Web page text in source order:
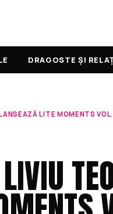
DRAGOSTE ȘI
LITE MOMENTS
LIVIU